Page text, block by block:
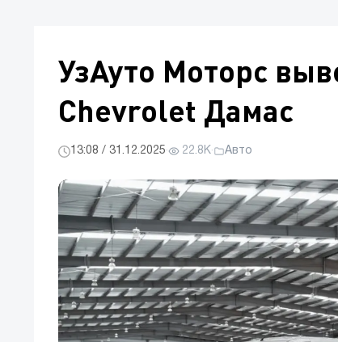
УзАуто Моторс
Chevrolet Дамас
13:08 / 31.12.2025· 22.8K· Авто